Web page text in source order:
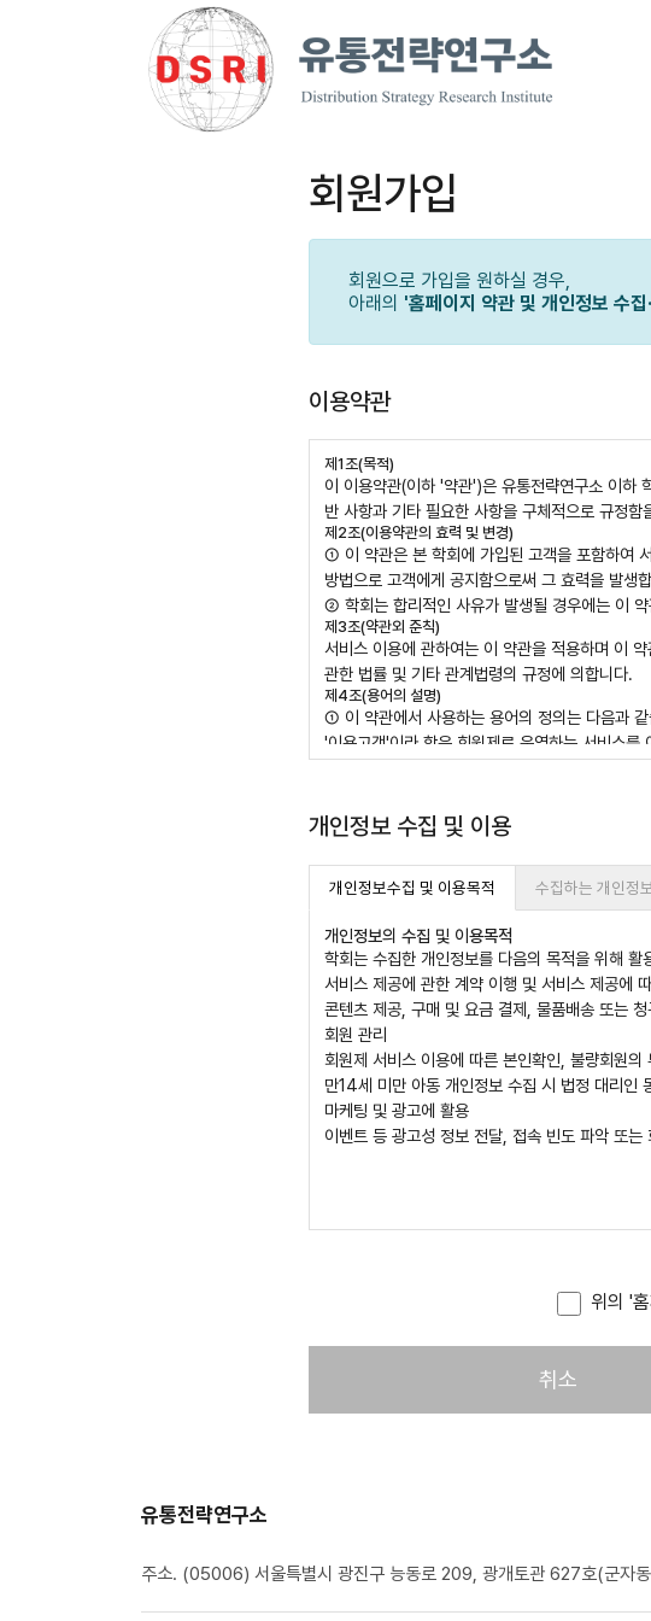
회원가입
회원으로 가입을 원하실 경우,
아래의 '홈페이지 약관 및 개인정보 수집
이용약관
제1조(목적)
이 이용약관(이하 '약관')은 유통전략연구소 이하
반 사항과 기타 필요한 사항을 구체적으로 규정함
제2조(이용약관의 효력 및 변경)
① 이 약관은 본 학회에 가입된 고객을 포함하여
방법으로 고객에게 공지함으로써 그 효력을 발
② 학회는 합리적인 사유가 발생될 경우에는 이
제3조(약관외 준칙)
서비스 이용에 관하여는 이 약관을 적용하며 이
관한 법률 및 기타 관계법령의 규정에 의합니다.
제4조(용어의 설명)
① 이 약관에서 사용하는 용어의 정의는 다음과 같
'이용고객'이라 함은 회원제로 운영하는 서비스를
'비밀번호'라 함은 이용고객이 부여 받은 이용자
의 조합을 말합니다.
'해지'라 함은 학회 또는 회원이 이용계약을 해약
② 이 약관에서 사용하는 용어의 정의는 제1항에
① 이용계약은 이용하고자 하는 고객의 본 이용약
② 본 이용약관에 대한 동의는 신청시 두드림사이
제6조(서비스 이용 신청)
① 본 서비스를 이용하고자 하는 이용고객은 학회
다.
② 모든 회원은 반드시 회원 본인의 이름과 주민등
있습니다.
③ 회원가입은 반드시 실명으로만 가입이 가능합니
④ 타인의 명의(이름 또는 주민등록번호)를 도용
학회는 관계법령이 정하는 바에 따라 서비스 이
① 학회는 제 6조의 규정에 의한 이용신청고객에
② 학회는 아래사항에 해당하는 경우에 대해서 승
타인 명의의 신청 또는 이름이 실명이 아닌경우
③ 학회는 서비스 이용신청이 다음 각 호에 해당
학회의 기술상 지장이 있는 경우
개인정보 수집 및 이용
개인정보수집 및 이용목적 수집하는 개인정
개인정보의 수집 및 이용목적
학회는 수집한 개인정보를 다음의 목적을 위해 활
서비스 제공에 관한 계약 이행 및 서비스 제공에
콘텐츠 제공, 구매 및 요금 결제, 물품배송 또는
회원 관리
회원제 서비스 이용에 따른 본인확인, 불량회원
만14세 미만 아동 개인정보 수집 시 법정 대리인
마케팅 및 광고에 활용
이벤트 등 광고성 정보 전달, 접속 빈도 파악 또는
위의 '
유통전략연구소
주소. (05006) 서울특별시 광진구 능동로 209, 광개토관 627호(군자